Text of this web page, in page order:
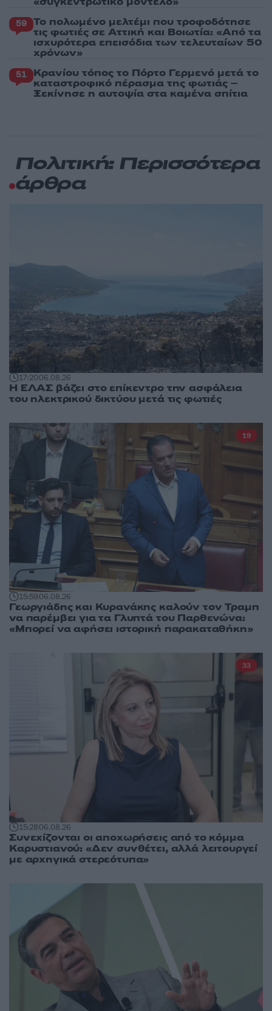
59 Το πολωμένο μελτέμι που τροφοδότησε
τις φωτιές σε Αττική και Βοιωτία: «Από τα
ισχυρότερα επεισόδια των τελευταίων 50
χρόνων»
51 Κρανίου τόπος το Πόρτο Γερμενό μετά το
καταστροφικό πέρασμα της φωτιάς –
Ξεκίνησε η αυτοψία στα καμένα σπίτια
Πολιτική: Περισσότερα
άρθρα
17:2006.08.26
Η ΕΛΑΣ βάζει στο επίκεντρο την ασφάλεια
του ηλεκτρικού δικτύου μετά τις φωτιές
15:5906.08.26
Γεωργιάδης και Κυρανάκης καλούν τον Τραμπ
να παρέμβει για τα Γλυπτά του Παρθενώνα:
«Μπορεί να αφήσει ιστορική παρακαταθήκη»
19
15:2806.08.26
Συνεχίζονται οι αποχωρήσεις από το κόμμα
Καρυστιανού: «Δεν συνθέτει, αλλά λειτουργεί
με αρχηγικά στερεότυπα»
33